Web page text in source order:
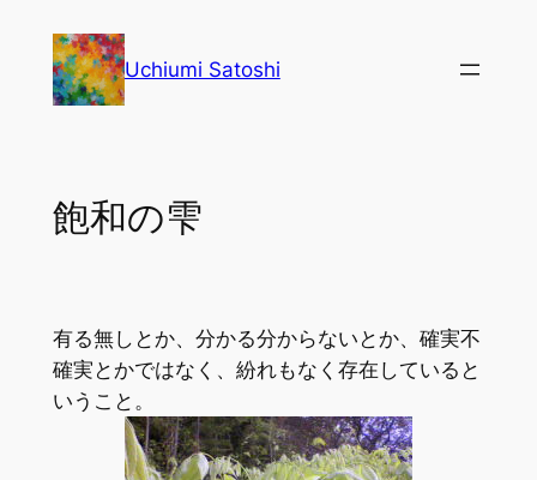
Uchiumi Satoshi
飽和の雫
有る無しとか、分かる分からないとか、確実不
確実とかではなく、紛れもなく存在していると
いうこと。